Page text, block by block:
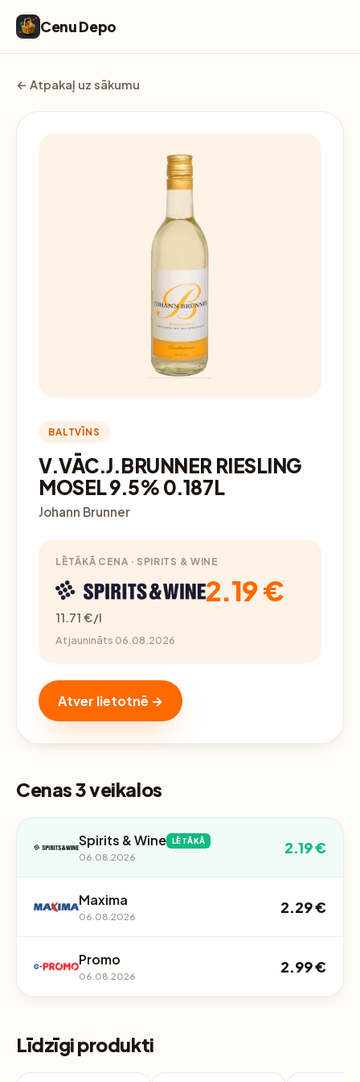
Cenu Depo
← Atpakaļ uz sākumu
BALTVĪNS
V.VĀC.J.BRUNNER RIESLING
MOSEL 9.5% 0.187L
Johann Brunner
LĒTĀKĀ CENA · SPIRITS & WINE
2.19 €
11.71 €/l
Atjaunināts 06.08.2026
Atver lietotnē →
Cenas 3 veikalos
Spirits & Wine LĒTĀKĀ
06.08.2026
2.19 €
Maxima
06.08.2026
2.29 €
Promo
06.08.2026
2.99 €
Līdzīgi produkti